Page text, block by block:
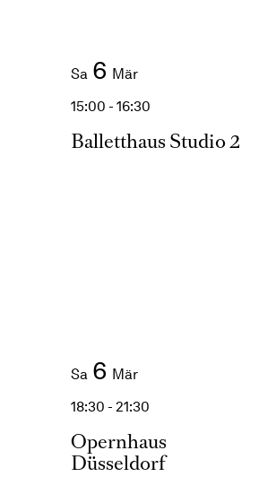
Sa 6 Mär
15:00 - 16:30
Balletthaus Studio 2
Sa 6 Mär
18:30 - 21:30
Opernhaus
Düsseldorf